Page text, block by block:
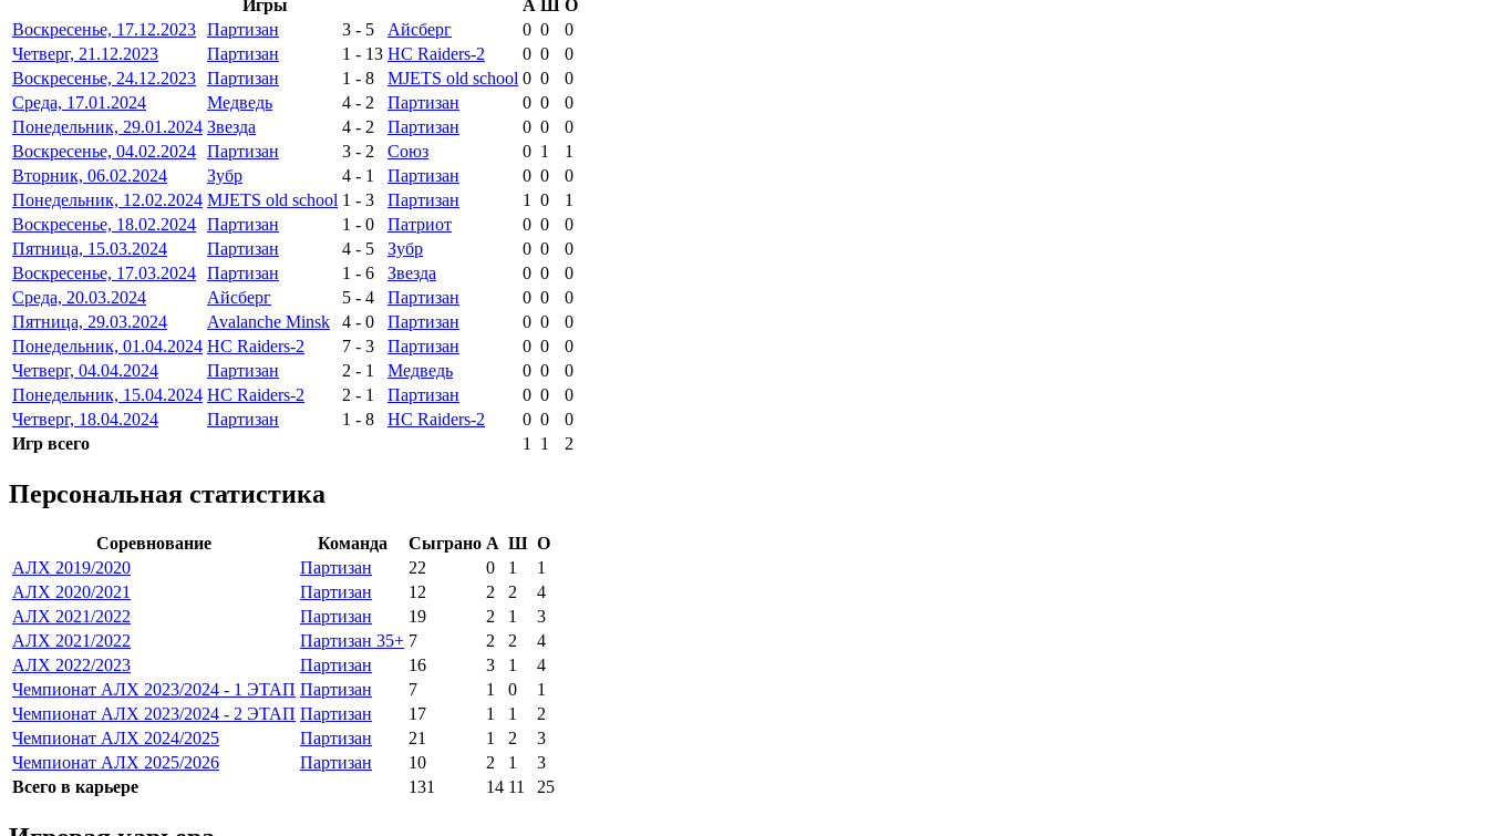
Игры А Ш О
Воскресенье, 17.12.2023 Партизан 3 - 5 Айсберг 0 0
0
Четверг, 21.12.2023
Партизан 1 - 13 HC Raiders-2 0 0
0
Воскресенье, 24.12.2023 Партизан 1 - 8 MJETS old school 0 0
0
Среда, 17.01.2024
Медведь 4 - 2 Партизан 0 0
0
Понедельник, 29.01.2024 Звезда 4 - 2 Партизан 0 0
0
Воскресенье, 04.02.2024 Партизан 3 - 2 Союз 0 1
1
Вторник, 06.02.2024
Зубр 4 - 1 Партизан 0 0
0
Понедельник, 12.02.2024 MJETS old school 1 - 3 Партизан 1 0
1
Воскресенье, 18.02.2024 Партизан 1 - 0 Патриот 0 0
0
Пятница, 15.03.2024
Партизан 4 - 5 Зубр 0 0
0
Воскресенье, 17.03.2024 Партизан 1 - 6 Звезда 0 0
0
Среда, 20.03.2024
Айсберг 5 - 4 Партизан 0 0
0
Пятница, 29.03.2024
Avalanche Minsk 4 - 0 Партизан 0 0
0
Понедельник, 01.04.2024 HC Raiders-2 7 - 3 Партизан 0 0
0
Четверг, 04.04.2024
Партизан 2 - 1 Медведь 0 0
0
Понедельник, 15.04.2024 HC Raiders-2 2 - 1 Партизан 0 0
0
Четверг, 18.04.2024
Партизан 1 - 8 HC Raiders-2 0 0
0
Игр всего
1 1 2
Персональная статистика
Соревнование Команда Сыграно А Ш О
АЛХ 2019/2020
Партизан 22 0 1
1
АЛХ 2020/2021
Партизан 12 2 2
4
АЛХ 2021/2022
Партизан 19 2 1
3
АЛХ 2021/2022
Партизан 35+ 7 2 2
4
АЛХ 2022/2023
Партизан 16 3 1
4
Чемпионат АЛХ 2023/2024 - 1 ЭТАП Партизан 7 1 0
1
Чемпионат АЛХ 2023/2024 - 2 ЭТАП Партизан 17 1 1
2
Чемпионат АЛХ 2024/2025
Партизан 21 1 2
3
Чемпионат АЛХ 2025/2026
Партизан 10 2 1
3
Всего в карьере
131 14 11 25